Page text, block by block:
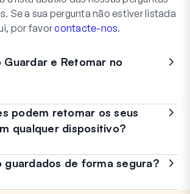
Se a sua pergunta não estiver listada
por favorcontacte-nos.
e Retomar no
podem retomar os seus
qualquer dispositivo?
guardados de forma segura?